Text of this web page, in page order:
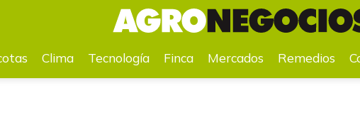
capacita a los cultivadores en temas de sostenibilidad
Clima Tecnología Finca Mercados Remedios